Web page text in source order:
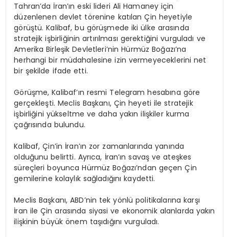
Tahran’da İran’ın eski lideri Ali Hamaney için
düzenlenen devlet törenine katılan Çin heyetiyle
görüştü. Kalibaf, bu görüşmede iki ülke arasında
stratejik işbirliğinin artırılması gerektiğini vurguladı ve
Amerika Birleşik Devletleri’nin Hürmüz Boğazı’na
herhangi bir müdahalesine izin vermeyeceklerini net
bir şekilde ifade etti.
Görüşme, Kalibaf’ın resmi Telegram hesabına göre
gerçekleşti. Meclis Başkanı, Çin heyeti ile stratejik
işbirliğini yükseltme ve daha yakın ilişkiler kurma
çağrısında bulundu.
Kalibaf, Çin’in İran’ın zor zamanlarında yanında
olduğunu belirtti. Ayrıca, İran’ın savaş ve ateşkes
süreçleri boyunca Hürmüz Boğazı’ndan geçen Çin
gemilerine kolaylık sağladığını kaydetti.
Meclis Başkanı, ABD’nin tek yönlü politikalarına karşı
İran ile Çin arasında siyasi ve ekonomik alanlarda yakın
ilişkinin büyük önem taşıdığını vurguladı.